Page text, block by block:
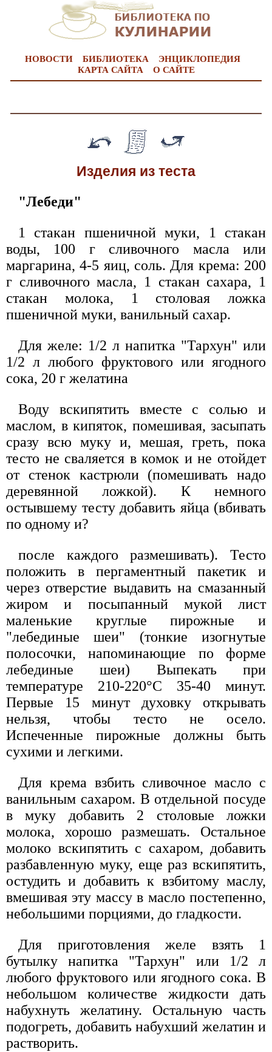
НОВОСТИ БИБЛИОТЕКА
ЭНЦИКЛОПЕДИЯ
КАРТА САЙТА
О САЙТЕ
Изделия из теста
"Лебеди"
1 стакан пшеничной муки, 1 стакан
воды, 100 г сливочного масла или
маргарина, 4-5 яиц, соль. Для крема: 200
г сливочного масла, 1 стакан сахара, 1
стакан молока, 1 столовая ложка
пшеничной муки, ванильный сахар.
Для желе: 1/2 л напитка "Тархун" или
1/2 л любого фруктового или ягодного
сока, 20 г желатина
Воду вскипятить вместе с солью и
маслом, в кипяток, помешивая, засыпать
сразу всю муку и, мешая, греть, пока
тесто не сваляется в комок и не отойдет
от стенок кастрюли (помешивать надо
деревянной ложкой). К немного
остывшему тесту добавить яйца (вбивать
по одному и?
после каждого размешивать). Тесто
положить в пергаментный пакетик и
через отверстие выдавить на смазанный
жиром и посыпанный мукой лист
маленькие круглые пирожные и
"лебединые шеи" (тонкие изогнутые
полосочки, напоминающие по форме
лебединые шеи) Выпекать при
температуре 210-220°С 35-40 минут.
Первые 15 минут духовку открывать
нельзя, чтобы тесто не осело.
Испеченные пирожные должны быть
сухими и легкими.
Для крема взбить сливочное масло с
ванильным сахаром. В отдельной посуде
в муку добавить 2 столовые ложки
молока, хорошо размешать. Остальное
молоко вскипятить с сахаром, добавить
разбавленную муку, еще раз вскипятить,
остудить и добавить к взбитому маслу,
вмешивая эту массу в масло постепенно,
небольшими порциями, до гладкости.
Для приготовления желе взять 1
бутылку напитка "Тархун" или 1/2 л
любого фруктового или ягодного сока. В
небольшом количестве жидкости дать
набухнуть желатину. Остальную часть
подогреть, добавить набухший желатин и
растворить.